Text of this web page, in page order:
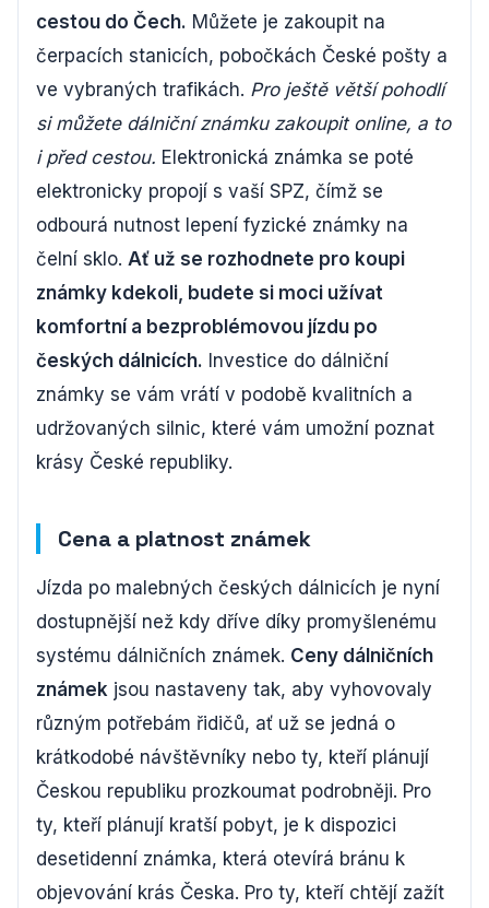
cestou do Čech. Můžete je zakoupit na
čerpacích stanicích, pobočkách České pošty a
ve vybraných trafikách. Pro ještě větší pohodlí
si můžete dálniční známku zakoupit online, a to
i před cestou. Elektronická známka se poté
elektronicky propojí s vaší SPZ, čímž se
odbourá nutnost lepení fyzické známky na
čelní sklo. Ať už se rozhodnete pro koupi
známky kdekoli, budete si moci užívat
komfortní a bezproblémovou jízdu po
českých dálnicích. Investice do dálniční
známky se vám vrátí v podobě kvalitních a
udržovaných silnic, které vám umožní poznat
krásy České republiky.
Cena a platnost známek
Jízda po malebných českých dálnicích je nyní
dostupnější než kdy dříve díky promyšlenému
systému dálničních známek. Ceny dálničních
známek jsou nastaveny tak, aby vyhovovaly
různým potřebám řidičů, ať už se jedná o
krátkodobé návštěvníky nebo ty, kteří plánují
Českou republiku prozkoumat podrobněji. Pro
ty, kteří plánují kratší pobyt, je k dispozici
desetidenní známka, která otevírá bránu k
objevování krás Česka. Pro ty, kteří chtějí zažít